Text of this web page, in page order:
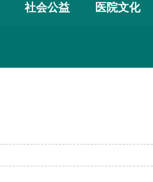
社会公益 医院文化